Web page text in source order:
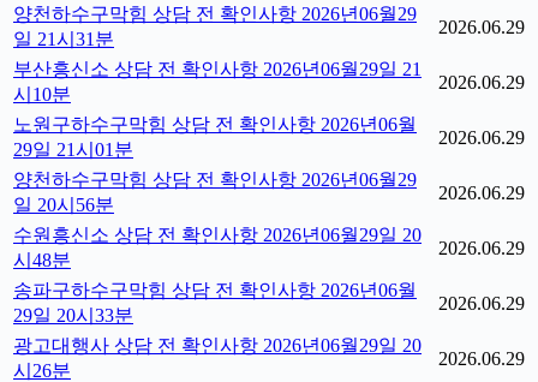
양천하수구막힘 상담 전 확인사항 2026년06월29
일 21시31분
2026.06.29
부산흥신소 상담 전 확인사항 2026년06월29일 21
시10분
2026.06.29
노원구하수구막힘 상담 전 확인사항 2026년06월
29일 21시01분
2026.06.29
양천하수구막힘 상담 전 확인사항 2026년06월29
일 20시56분
2026.06.29
수원흥신소 상담 전 확인사항 2026년06월29일 20
시48분
2026.06.29
송파구하수구막힘 상담 전 확인사항 2026년06월
29일 20시33분
2026.06.29
광고대행사 상담 전 확인사항 2026년06월29일 20
시26분
2026.06.29